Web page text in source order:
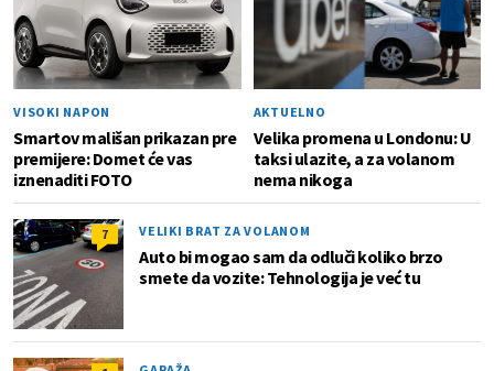
VISOKI NAPON
Smartov mališan prikazan pre
premijere: Domet će vas
iznenaditi FOTO
AKTUELNO
Velika promena u Londonu: U
taksi ulazite, a za volanom
nema nikoga
7 VELIKI BRAT ZA VOLANOM
Auto bi mogao sam da odluči koliko brzo
smete da vozite: Tehnologija je već tu